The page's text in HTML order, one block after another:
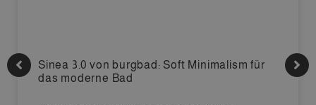
Sinea 3.0 von burgbad: Soft Minimalism für
das moderne Bad